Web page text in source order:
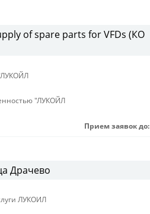
of spare parts for VFDs (КО
"ЛУКОЙЛ
Прием заявок до:
Драчево
ЛУКОИЛ